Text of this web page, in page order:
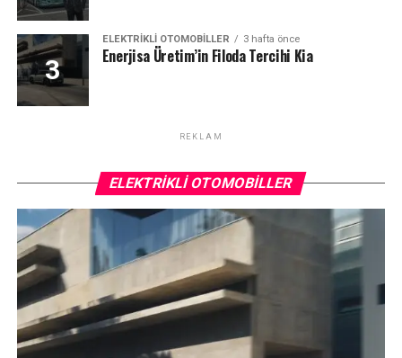
ELEKTRIKLI OTOMOBILLER 3 hafta önce
Enerjisa Üretim’in Filoda Tercihi Kia
REKLAM
ELEKTRIKLI OTOMOBILLER